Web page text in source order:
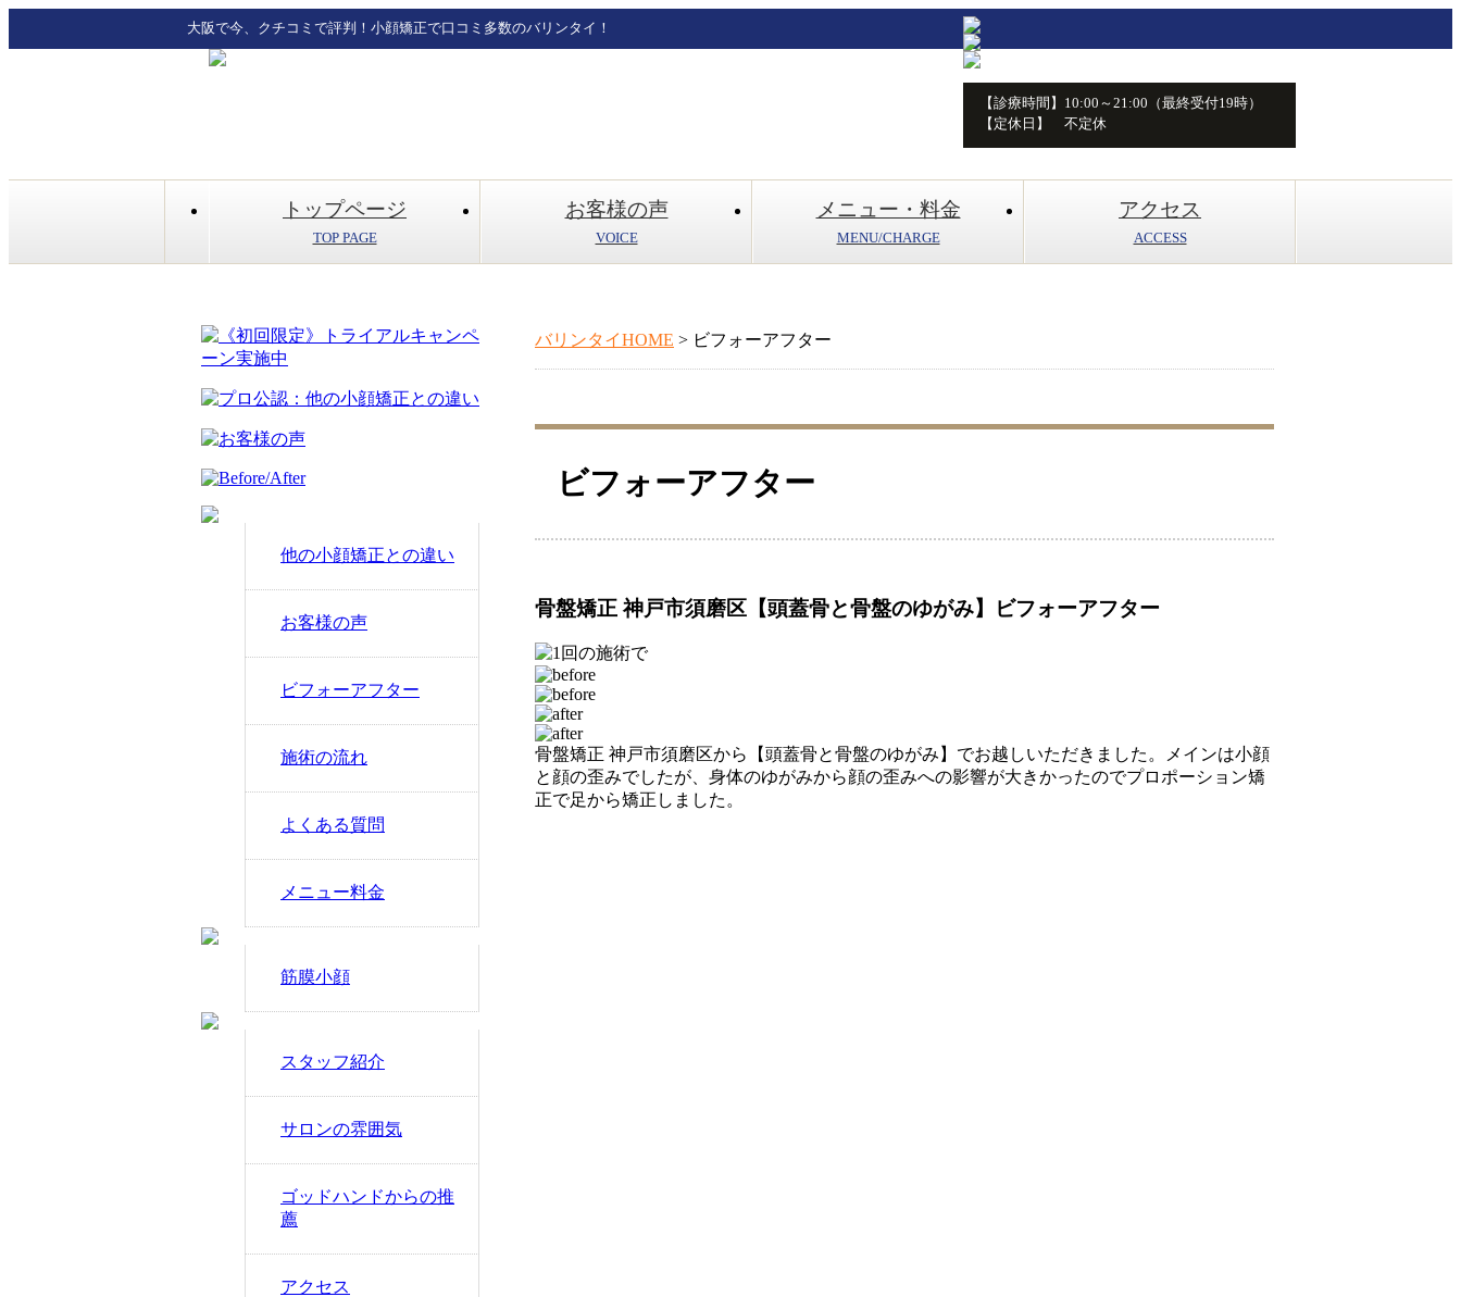
大阪で今、クチコミで評判！小顔矯正で口コミ多数のバリンタイ！
【診療時間】10:00～21:00（最終受付19時）
【定休日】 不定休
トップページ
TOP PAGE
お客様の声
VOICE
メニュー・料金
MENU/CHARGE
アクセス
ACCESS
バリンタイHOME > ビフォーアフター
ビフォーアフター
骨盤矯正 神戸市須磨区【頭蓋骨と骨盤のゆがみ】ビフォーアフター
骨盤矯正 神戸市須磨区から【頭蓋骨と骨盤のゆがみ】でお越しいただきました。メインは小顔
と顔の歪みでしたが、身体のゆがみから顔の歪みへの影響が大きかったのでプロポーション矯
正で足から矯正しました。
他の小顔矯正との違い
お客様の声
ビフォーアフター
施術の流れ
よくある質問
メニュー料金
筋膜小顔
スタッフ紹介
サロンの雰囲気
ゴッドハンドからの推
薦
アクセス